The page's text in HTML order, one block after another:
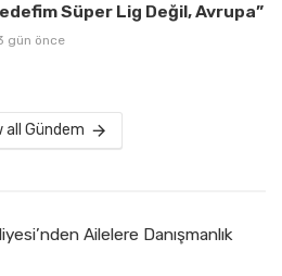
Süper Lig Değil, Avrupa”
gün önce
all Gündem
Ailelere Danışmanlık